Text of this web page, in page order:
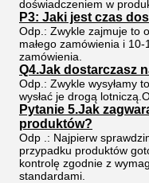
doświadczeniem w
P3: Jaki jest czas
Odp.: Zwykle zajmuje to
małego zamówienia i
zamówienia.
Q4.Jak dostarczasz
Odp.: Zwykle wysyłamy
wysłać je drogą
Pytanie 5.Jak
produktów?
Odp .: Najpierw
przypadku produktów
kontrolę zgodnie z
standardami.